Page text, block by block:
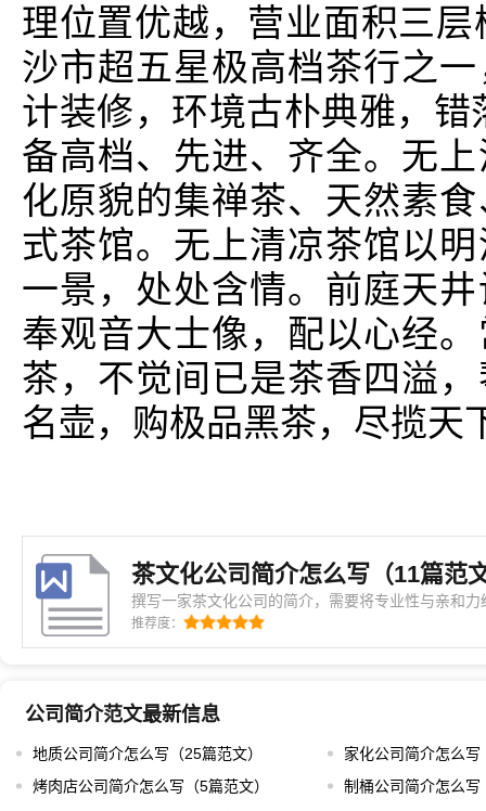
理位置优越，营业面积三
沙市超五星极高档茶行之
计装修，环境古朴典雅，
备高档、先进、齐全。无
化原貌的集禅茶、天然素
式茶馆。无上清凉茶馆以
一景，处处含情。前庭天
奉观音大士像，配以心经
茶，不觉间已是茶香四溢
名壶，购极品黑茶，尽揽天
茶文化公司简介怎么写（11篇范
撰写一家茶文化公司的简介，需要将专业性与亲和
示的文字，更是向外界传递企业核心价值的重要载
点：这家公司的定位是什么？它所处的行业背景如
推荐度：
公司简介范文最新信息
地质公司简介怎么写（25篇范文）
家化公司简介怎么写
烤肉店公司简介怎么写（5篇范文）
制桶公司简介怎么写